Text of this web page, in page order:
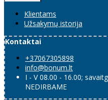
Klientams
Užsakymų istorija
Kontaktai
+37067305898
info@bonum.lt
I - V 08.00 - 16.00;
NEDIRBAME